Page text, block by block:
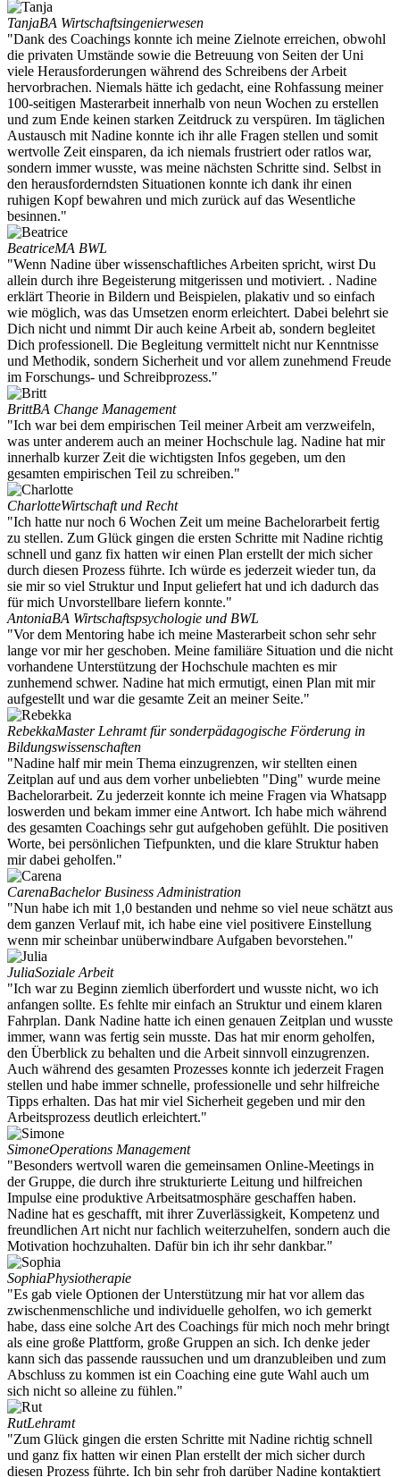
TanjaBA Wirtschaftsingenierwesen
"Dank des Coachings konnte ich meine Zielnote erreichen, obwohl
die privaten Umstände sowie die Betreuung von Seiten der Uni
viele Herausforderungen während des Schreibens der Arbeit
hervorbrachen. Niemals hätte ich gedacht, eine Rohfassung meiner
100-seitigen Masterarbeit innerhalb von neun Wochen zu erstellen
und zum Ende keinen starken Zeitdruck zu verspüren. Im täglichen
Austausch mit Nadine konnte ich ihr alle Fragen stellen und somit
wertvolle Zeit einsparen, da ich niemals frustriert oder ratlos war,
sondern immer wusste, was meine nächsten Schritte sind. Selbst in
den herausforderndsten Situationen konnte ich dank ihr einen
ruhigen Kopf bewahren und mich zurück auf das Wesentliche
besinnen."
BeatriceMA BWL
"Wenn Nadine über wissenschaftliches Arbeiten spricht, wirst Du
allein durch ihre Begeisterung mitgerissen und motiviert. . Nadine
erklärt Theorie in Bildern und Beispielen, plakativ und so einfach
wie möglich, was das Umsetzen enorm erleichtert. Dabei belehrt sie
Dich nicht und nimmt Dir auch keine Arbeit ab, sondern begleitet
Dich professionell. Die Begleitung vermittelt nicht nur Kenntnisse
und Methodik, sondern Sicherheit und vor allem zunehmend Freude
im Forschungs- und Schreibprozess."
BrittBA Change Management
"Ich war bei dem empirischen Teil meiner Arbeit am verzweifeln,
was unter anderem auch an meiner Hochschule lag. Nadine hat mir
innerhalb kurzer Zeit die wichtigsten Infos gegeben, um den
gesamten empirischen Teil zu schreiben."
CharlotteWirtschaft und Recht
"Ich hatte nur noch 6 Wochen Zeit um meine Bachelorarbeit fertig
zu stellen. Zum Glück gingen die ersten Schritte mit Nadine richtig
schnell und ganz fix hatten wir einen Plan erstellt der mich sicher
durch diesen Prozess führte. Ich würde es jederzeit wieder tun, da
sie mir so viel Struktur und Input geliefert hat und ich dadurch das
für mich Unvorstellbare liefern konnte."
AntoniaBA Wirtschaftspsychologie und BWL
"Vor dem Mentoring habe ich meine Masterarbeit schon sehr sehr
lange vor mir her geschoben. Meine familiäre Situation und die nicht
vorhandene Unterstützung der Hochschule machten es mir
zunhemend schwer. Nadine hat mich ermutigt, einen Plan mit mir
aufgestellt und war die gesamte Zeit an meiner Seite."
RebekkaMaster Lehramt für sonderpädagogische Förderung in
Bildungswissenschaften
"Nadine half mir mein Thema einzugrenzen, wir stellten einen
Zeitplan auf und aus dem vorher unbeliebten "Ding" wurde meine
Bachelorarbeit. Zu jederzeit konnte ich meine Fragen via Whatsapp
loswerden und bekam immer eine Antwort. Ich habe mich während
des gesamten Coachings sehr gut aufgehoben gefühlt. Die positiven
Worte, bei persönlichen Tiefpunkten, und die klare Struktur haben
mir dabei geholfen."
CarenaBachelor Business Administration
"Nun habe ich mit 1,0 bestanden und nehme so viel neue schätzt aus
dem ganzen Verlauf mit, ich habe eine viel positivere Einstellung
wenn mir scheinbar unüberwindbare Aufgaben bevorstehen."
JuliaSoziale Arbeit
"Ich war zu Beginn ziemlich überfordert und wusste nicht, wo ich
anfangen sollte. Es fehlte mir einfach an Struktur und einem klaren
Fahrplan. Dank Nadine hatte ich einen genauen Zeitplan und wusste
immer, wann was fertig sein musste. Das hat mir enorm geholfen,
den Überblick zu behalten und die Arbeit sinnvoll einzugrenzen.
Auch während des gesamten Prozesses konnte ich jederzeit Fragen
stellen und habe immer schnelle, professionelle und sehr hilfreiche
Tipps erhalten. Das hat mir viel Sicherheit gegeben und mir den
Arbeitsprozess deutlich erleichtert."
SimoneOperations Management
"Besonders wertvoll waren die gemeinsamen Online-Meetings in
der Gruppe, die durch ihre strukturierte Leitung und hilfreichen
Impulse eine produktive Arbeitsatmosphäre geschaffen haben.
Nadine hat es geschafft, mit ihrer Zuverlässigkeit, Kompetenz und
freundlichen Art nicht nur fachlich weiterzuhelfen, sondern auch die
Motivation hochzuhalten. Dafür bin ich ihr sehr dankbar."
SophiaPhysiotherapie
"Es gab viele Optionen der Unterstützung mir hat vor allem das
zwischenmenschliche und individuelle geholfen, wo ich gemerkt
habe, dass eine solche Art des Coachings für mich noch mehr bringt
als eine große Plattform, große Gruppen an sich. Ich denke jeder
kann sich das passende raussuchen und um dranzubleiben und zum
Abschluss zu kommen ist ein Coaching eine gute Wahl auch um
sich nicht so alleine zu fühlen."
RutLehramt
"Zum Glück gingen die ersten Schritte mit Nadine richtig schnell
und ganz fix hatten wir einen Plan erstellt der mich sicher durch
diesen Prozess führte. Ich bin sehr froh darüber Nadine kontaktiert